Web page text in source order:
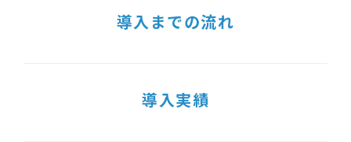
導入までの流れ
導入実績